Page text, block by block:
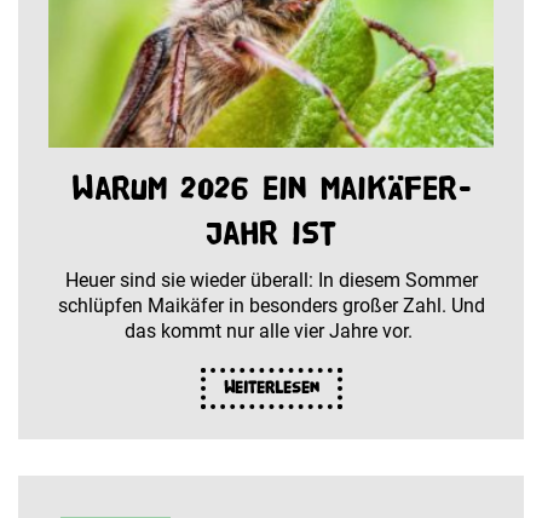
Warum 2026 ein Maikäfer-
Jahr ist
Heuer sind sie wieder überall: In diesem Sommer
schlüpfen Maikäfer in besonders großer Zahl. Und
das kommt nur alle vier Jahre vor.
Weiterlesen